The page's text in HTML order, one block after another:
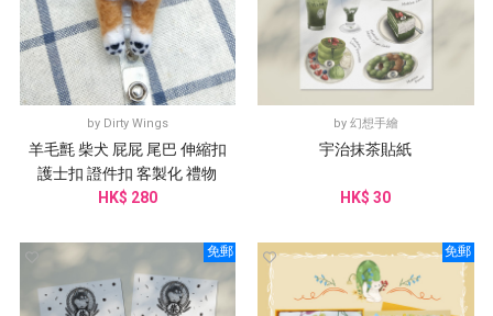
by Dirty Wings
羊毛氈 柴犬 屁屁 尾巴 伸縮扣
護士扣 證件扣 客製化 禮物
HK$ 280
by 幻想手繪
宇治抹茶貼紙
HK$ 30
免郵 免郵